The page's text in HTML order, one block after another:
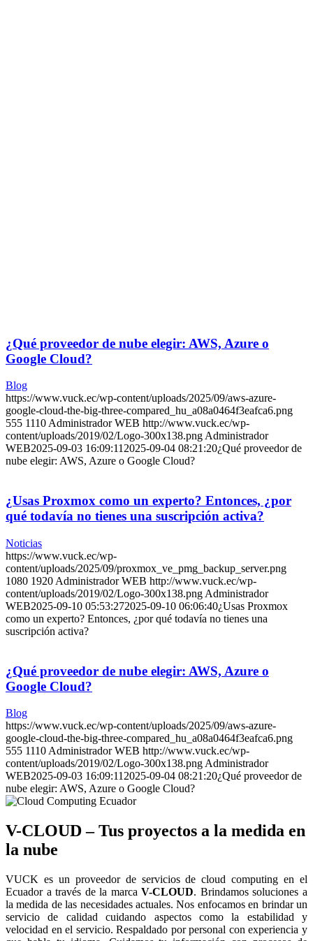
¿Qué proveedor de nube elegir: AWS, Azure o
Google Cloud?
Blog
https://www.vuck.ec/wp-content/uploads/2025/09/aws-azure-
google-cloud-the-big-three-compared_hu_a08a0464f3eafca6.png
555 1110Administrador WEB http://www.vuck.ec/wp-
content/uploads/2019/02/Logo-300x138.pngAdministrador
WEB2025-09-03 16:09:112025-09-04 08:21:20¿Qué proveedor de
nube elegir: AWS, Azure o Google Cloud?
¿Usas Proxmox como un experto? Entonces, ¿por
qué todavía no tienes una suscripción activa?
Noticias
https://www.vuck.ec/wp-
content/uploads/2025/09/proxmox_ve_pmg_backup_server.png
1080 1920 Administrador WEB http://www.vuck.ec/wp-
content/uploads/2019/02/Logo-300x138.png Administrador
WEB2025-09-10 05:53:272025-09-10 06:06:40¿Usas Proxmox
como un experto? Entonces, ¿por qué todavía no tienes una
suscripción activa?
¿Qué proveedor de nube elegir: AWS, Azure o
Google Cloud?
Blog
https://www.vuck.ec/wp-content/uploads/2025/09/aws-azure-
google-cloud-the-big-three-compared_hu_a08a0464f3eafca6.png
555 1110 Administrador WEB http://www.vuck.ec/wp-
content/uploads/2019/02/Logo-300x138.png Administrador
WEB2025-09-03 16:09:11 2025-09-04 08:21:20¿Qué proveedor de
nube elegir: AWS, Azure o Google Cloud?
V-CLOUD – Tus proyectos a la medida en
la nube
VUCK es un proveedor de servicios de cloud computing en el
Ecuador a través de la marcaV-CLOUD. Brindamos soluciones a
la medida de las necesidades actuales. Nos enfocamos en brindar un
servicio de calidad cuidando aspectos como la estabilidad y
velocidad en el servicio. Respaldado por personal con experiencia y